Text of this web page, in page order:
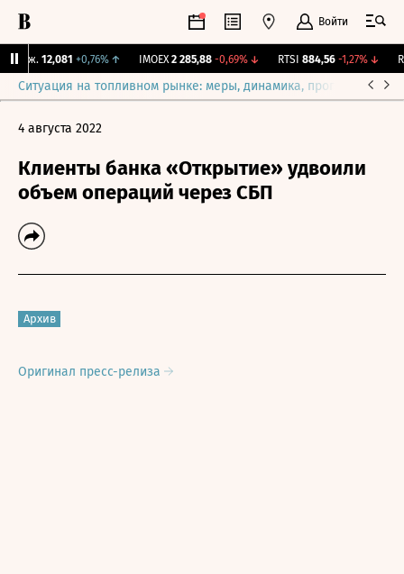
Войти
12,081 +0,76%↑ IMOEX 2 285,88 -0,69%↓ RTSI 884,56 -1,27%↓
Ситуация на топливном рынке: меры, динамика, прогнозы
4 августа 2022
Клиенты банка «Открытие» удвоили
объем операций через СБП
Архив
Оригинал пресс-релиза